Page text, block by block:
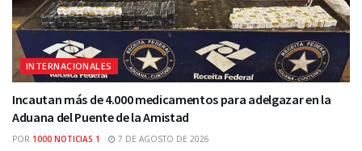
INTERNACIONALES
Incautan más de 4.000 medicamentos para adelgazar en la
Aduana del Puente de la Amistad
POR 1000 NOTICIAS 1 7 DE AGOSTO DE 2026